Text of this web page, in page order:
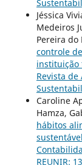
Jéssica
Medeiros
Pereira do
controle
instituição
Revista
Caroline
Hamza,
hábitos
sustentável
REUNIR: